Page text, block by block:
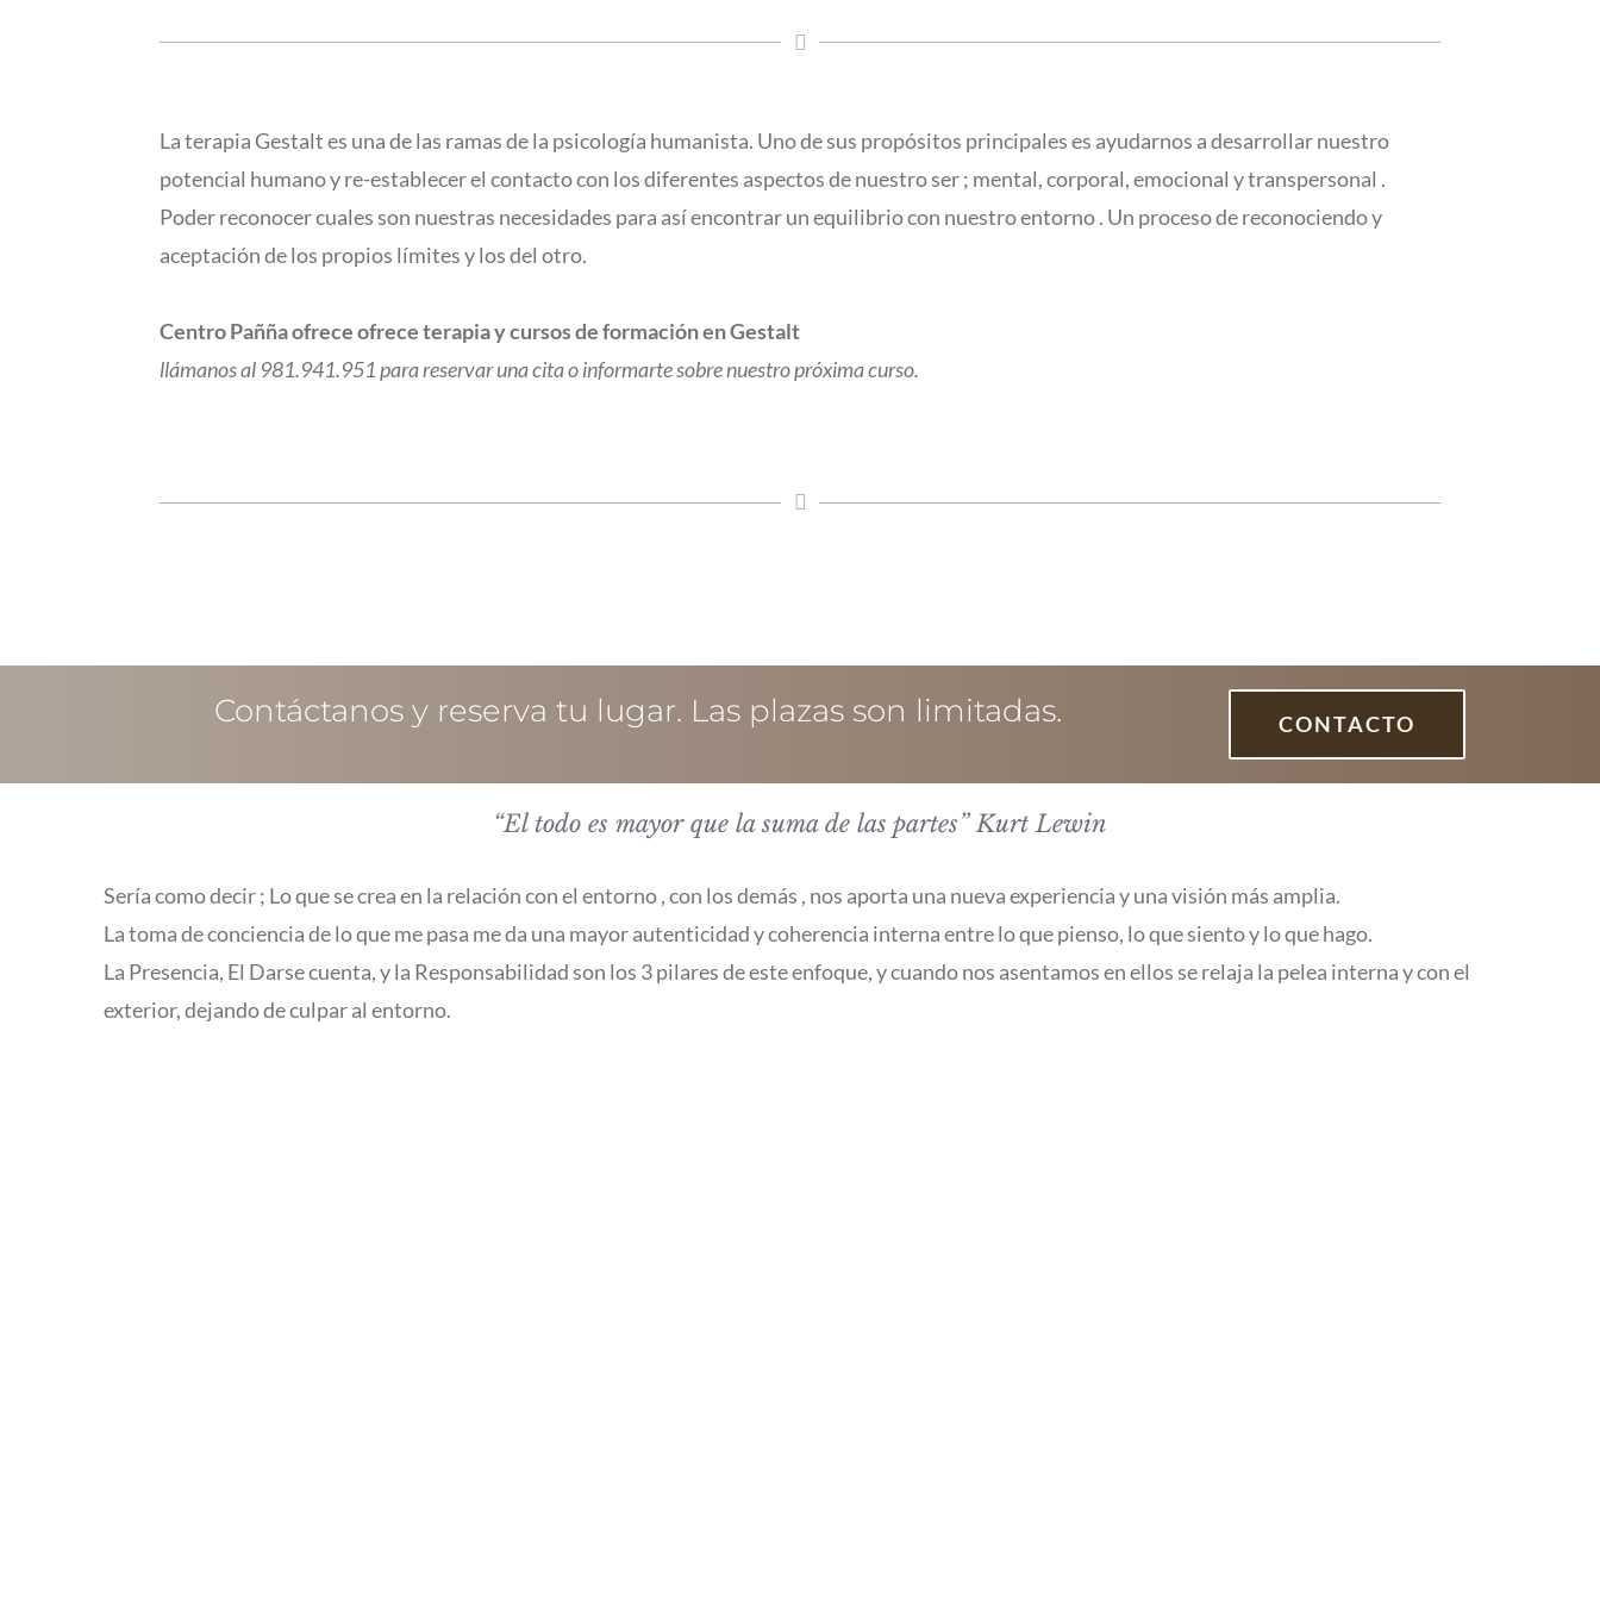
La terapia Gestalt es una de las ramas de la psicología humanista. Uno de sus propósitos principales es ayudarnos a desarrollar nuestro
potencial humano y re-establecer el contacto con los diferentes aspectos de nuestro ser ; mental, corporal, emocional y transpersonal .
Poder reconocer cuales son nuestras necesidades para así encontrar un equilibrio con nuestro entorno . Un proceso de reconociendo y
aceptación de los propios límites y los del otro.
Centro Pañña ofrece ofrece terapia y cursos de formación en Gestalt
llámanos al 981.941.951 para reservar una cita o informarte sobre nuestro próxima curso.
Contáctanos y reserva tu lugar. Las plazas son limitadas. CONTACTO
“El todo es mayor que la suma de las partes” Kurt Lewin
Sería como decir ; Lo que se crea en la relación con el entorno , con los demás , nos aporta una nueva experiencia y una visión más amplia.
La toma de conciencia de lo que me pasa me da una mayor autenticidad y coherencia interna entre lo que pienso, lo que siento y lo que hago.
La Presencia, El Darse cuenta, y la Responsabilidad son los 3 pilares de este enfoque, y cuando nos asentamos en ellos se relaja la pelea interna y con el
exterior, dejando de culpar al entorno.